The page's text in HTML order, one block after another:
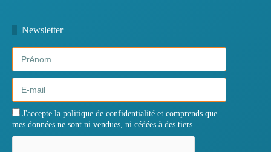
Newsletter
J'accepte la politique de confidentialité et comprends que
mes données ne sont ni vendues, ni cédées à des tiers.